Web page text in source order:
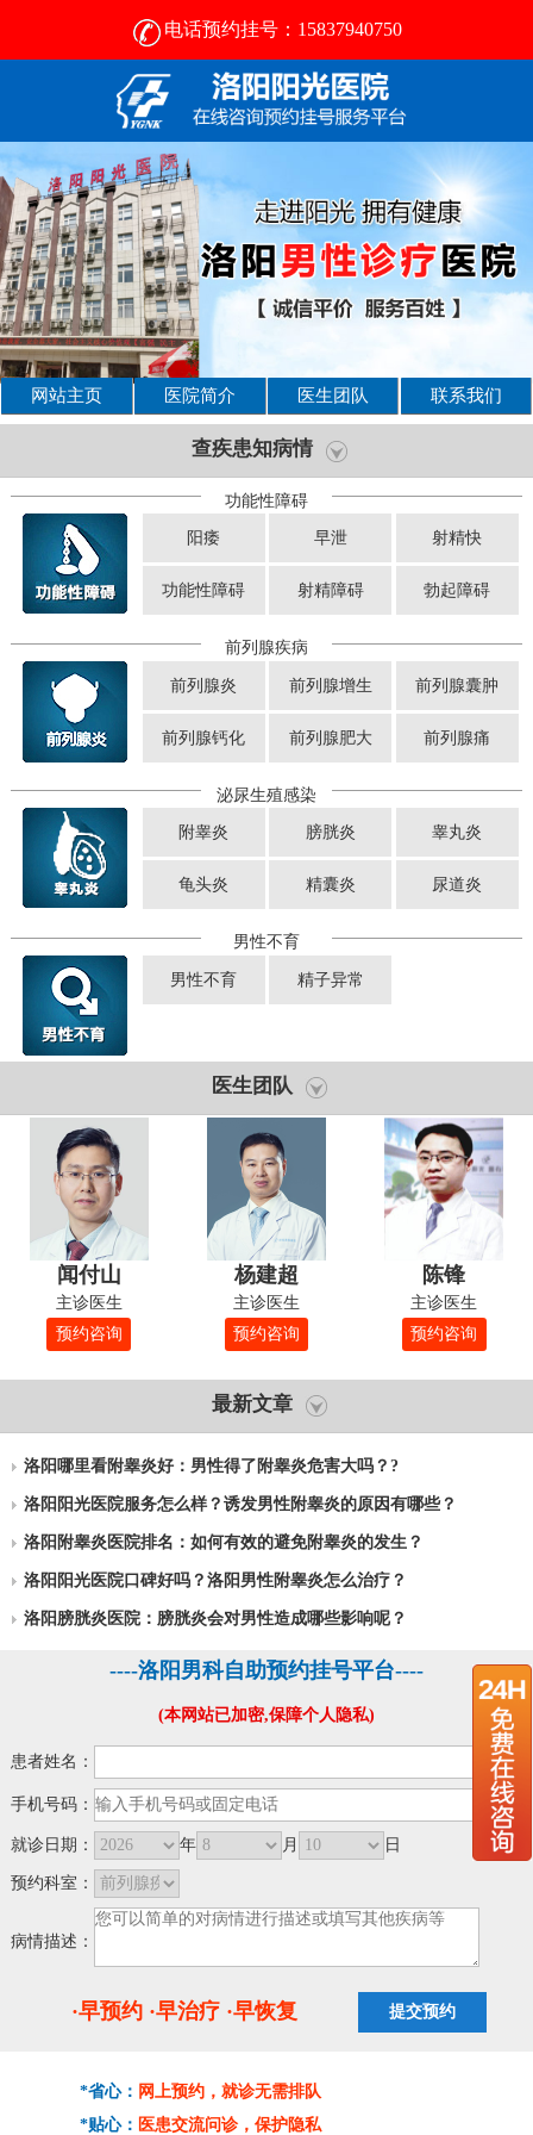
电话预约挂号：15837940750
洛阳哪看男科好-洛阳阳光-正规品牌男科医院-费用合理
网站主页 医院简介 医生团队 联系我们
查疾患知病情
功能性障碍
阳痿 早泄 射精快
功能性障碍 射精障碍 勃起障碍
前列腺疾病
前列腺炎 前列腺增生 前列腺囊肿
前列腺钙化 前列腺肥大 前列腺痛
泌尿生殖感染
附睾炎 膀胱炎 睾丸炎
龟头炎 精囊炎 尿道炎
男性不育
男性不育 精子异常
医生团队
闻付山
主诊医生
预约咨询
杨建超
主诊医生
预约咨询
陈锋
主诊医生
预约咨询
最新文章
洛阳哪里看附睾炎好：男性得了附睾炎危害大吗？?
洛阳阳光医院服务怎么样？诱发男性附睾炎的原因有哪些？
洛阳附睾炎医院排名：如何有效的避免附睾炎的发生？
洛阳阳光医院口碑好吗？洛阳男性附睾炎怎么治疗？
洛阳膀胱炎医院：膀胱炎会对男性造成哪些影响呢？
----洛阳男科自助预约挂号平台----
(本网站已加密,保障个人隐私)
患者姓名：
手机号码：
就诊日期： 年 月 日
预约科室：
病情描述：
·早预约 ·早治疗 ·早恢复
*省心： 网上预约，就诊无需排队
*贴心： 医患交流问诊，保护隐私